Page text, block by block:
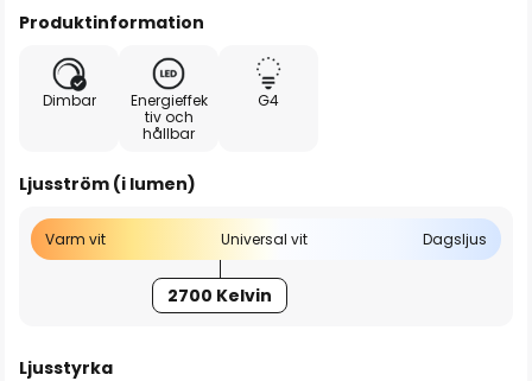
Produktinformation
Dimbar
Energieffek
tiv och
hållbar
G4
Ljusström (i lumen)
Varm vit Universal vit Dagsljus
2700 Kelvin
Ljusstyrka